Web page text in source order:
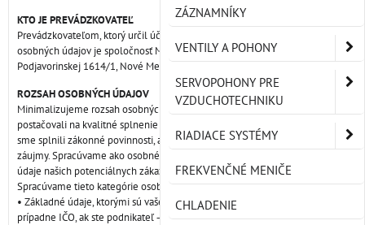
ZÁZNAMNÍKY
VENTILY A POHONY
SERVOPOHONY PRE
VZDUCHOTECHNIKU
RIADIACE SYSTÉMY
FREKVENČNÉ MENIČE
CHLADENIE
KTO JE PREVÁDZKOVATEĽ
Prevádzkovateľom, ktorý určil účely a prostriedky spracúvania vašich
osobných údajov je spoločnosť MARET systém s.r.o, so sídlom
Podjavorinskej 1614/1, Nové Mesto nad Váhom 915 01, IČO: 43876994.
ROZSAH OSOBNÝCH ÚDAJOV
Minimalizujeme rozsah osobných údajov ktoré spracúvame, tak aby
postačovali na kvalitné splnenie služieb, ktoré od nás očakávate, tak aby
sme splnili zákonné povinnosti, a tak aby sme chránili naše oprávnené
záujmy. Spracúvame ako osobné údaje našich zákazníkov, ako aj osobné
údaje našich potenciálnych zákazníkov, ktorí nám na to dali súhlas.
Spracúvame tieto kategórie osobných údajov:
• Základné údaje, ktorými sú vaše meno a priezvisko, adresa bydliska,
prípadne IČO, ak ste podnikateľ – fyzická osoba (živnostník).